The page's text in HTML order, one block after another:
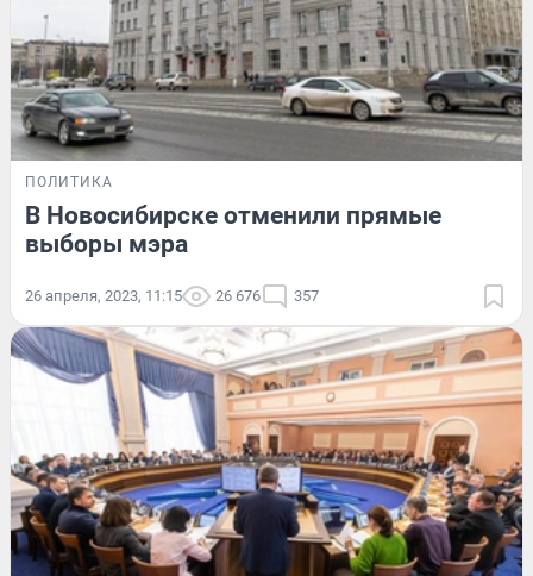
ПОЛИТИКА
В Новосибирске отменили прямые
выборы мэра
26 апреля, 2023, 11:15 26 676 357